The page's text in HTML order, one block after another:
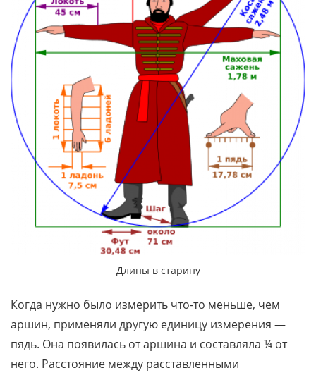
Длины в старину
Когда нужно было измерить что-то меньше, чем
аршин, применяли другую единицу измерения —
пядь. Она появилась от аршина и составляла ¼ от
него. Расстояние между расставленными